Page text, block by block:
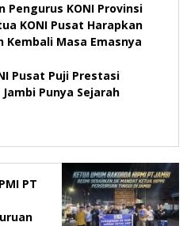
Pengurus KONI Provinsi
KONI Pusat Harapkan
Kembali Masa Emasnya
Pusat Puji Prestasi
Punya Sejarah
PT